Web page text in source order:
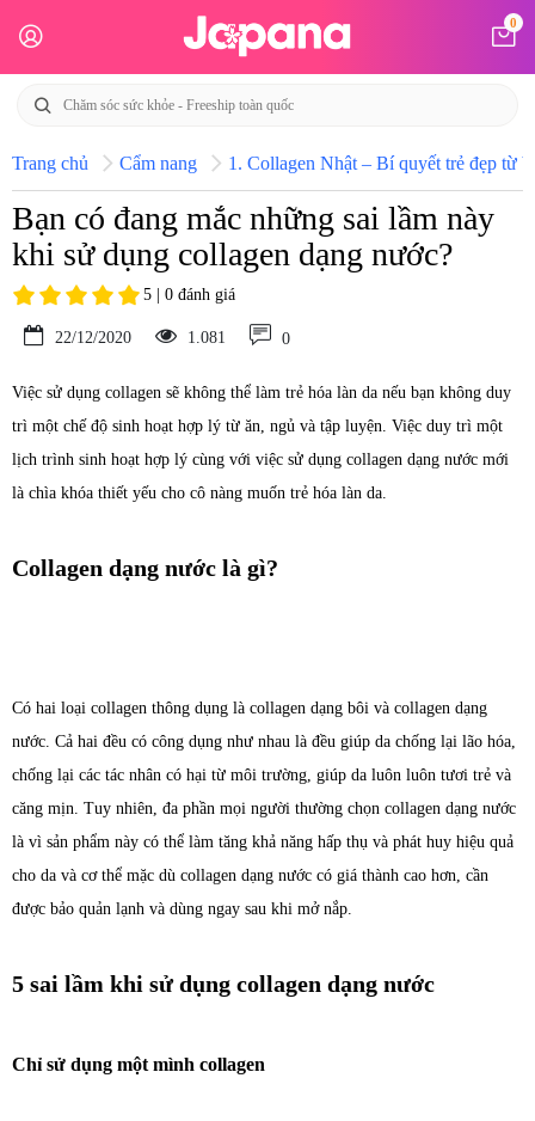
0
Trang chủ Cẩm nang 1. Collagen Nhật – Bí quyết trẻ đẹp từ
Bạn có đang mắc những sai lầm này
khi sử dụng collagen dạng nước?
5 | 0 đánh giá
22/12/2020 1.081 0
Việc sử dụng collagen sẽ không thể làm trẻ hóa làn da nếu bạn không duy
trì một chế độ sinh hoạt hợp lý từ ăn, ngủ và tập luyện. Việc duy trì một
lịch trình sinh hoạt hợp lý cùng với việc sử dụng collagen dạng nước mới
là chìa khóa thiết yếu cho cô nàng muốn trẻ hóa làn da.
Collagen dạng nước là gì?
Có hai loại collagen thông dụng là collagen dạng bôi và collagen dạng
nước. Cả hai đều có công dụng như nhau là đều giúp da chống lại lão hóa,
chống lại các tác nhân có hại từ môi trường, giúp da luôn luôn tươi trẻ và
căng mịn. Tuy nhiên, đa phần mọi người thường chọn collagen dạng nước
là vì sản phẩm này có thể làm tăng khả năng hấp thụ và phát huy hiệu quả
cho da và cơ thể mặc dù collagen dạng nước có giá thành cao hơn, cần
được bảo quản lạnh và dùng ngay sau khi mở nắp.
5 sai lầm khi sử dụng collagen dạng nước
Chỉ sử dụng một mình collagen